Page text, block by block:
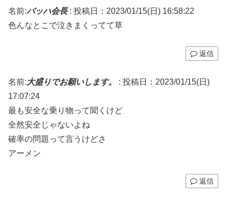
名前:バッハ会長: 投稿日：2023/01/15(日) 16:58:22
色んなとこで泣きまくってて草
返信
名前: 大盛りでお願いします。 : 投稿日：2023/01/15(日)
17:07:24
最も安全な乗り物って聞くけど
全然安全じゃないよね
確率の問題って言うけどさ
アーメン
返信